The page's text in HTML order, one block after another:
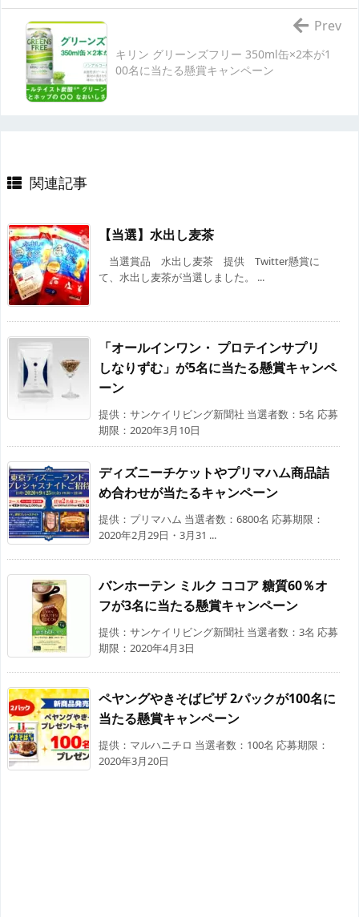
キリン グリーンズフリー 350ml缶×2本が1
00名に当たる懸賞キャンペーン
Prev
関連記事
【当選】水出し麦茶
当選賞品 水出し麦茶 提供 Twitter懸賞に
て、水出し麦茶が当選しました。 ...
「オールインワン・ プロテインサプリ
しなりずむ」が5名に当たる懸賞キャンペ
ーン
提供：サンケイリビング新聞社 当選者数：5名 応募
期限：2020年3月10日
ディズニーチケットやプリマハム商品詰
め合わせが当たるキャンペーン
提供：プリマハム 当選者数：6800名 応募期限：
2020年2月29日・3月31 ...
バンホーテン ミルク ココア 糖質60％オ
フが3名に当たる懸賞キャンペーン
提供：サンケイリビング新聞社 当選者数：3名 応募
期限：2020年4月3日
ペヤングやきそばピザ 2パックが100名に
当たる懸賞キャンペーン
提供：マルハニチロ 当選者数：100名 応募期限：
2020年3月20日